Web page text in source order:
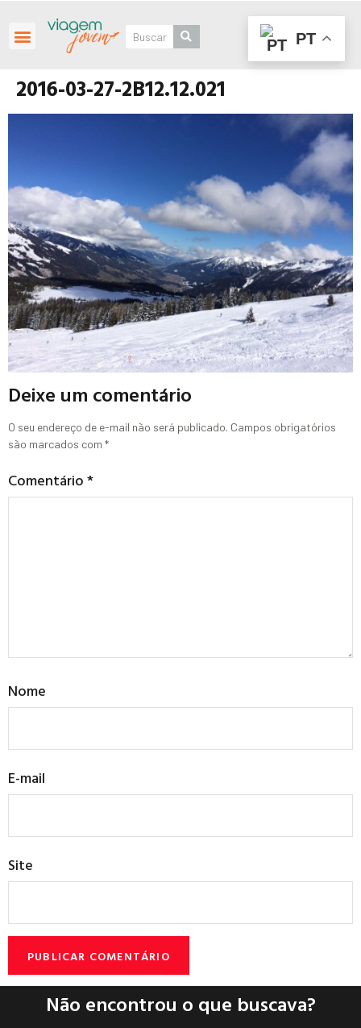
2016-03-27-2B12.12.021
Deixe um comentário
O seu endereço de e-mail não será publicado. Campos obrigatórios
são marcados com *
Comentário*
Nome
E-mail
Site
Não encontrou o que buscava?
PT